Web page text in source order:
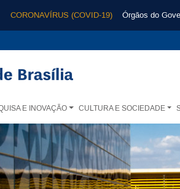
CORONAVÍRUS (COVID-19) Órgãos do
E INOVAÇÃO CULTURA E SOCIEDADE